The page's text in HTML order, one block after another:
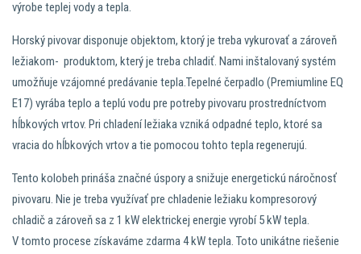
výrobe teplej vody a tepla.
Horský pivovar disponuje objektom, ktorý je treba vykurovať a zároveň
ležiakom- produktom, který je treba chladiť. Nami inštalovaný systém
umožňuje vzájomné predávanie tepla.Tepelné čerpadlo (Premiumline EQ
E17) vyrába teplo a teplú vodu pre potreby pivovaru prostredníctvom
hĺbkových vrtov. Pri chladení ležiaka vzniká odpadné teplo, ktoré sa
vracia do hĺbkových vrtov a tie pomocou tohto tepla regenerujú.
Tento kolobeh prináša značné úspory a snižuje energetickú náročnosť
pivovaru. Nie je treba využívať pre chladenie ležiaku kompresorový
chladič a zároveň sa z 1 kW elektrickej energie vyrobí 5 kW tepla.
V tomto procese získaváme zdarma 4 kW tepla. Toto unikátne riešenie